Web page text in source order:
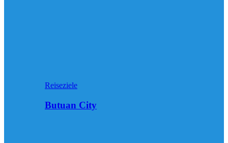
Reiseziele
Butuan City